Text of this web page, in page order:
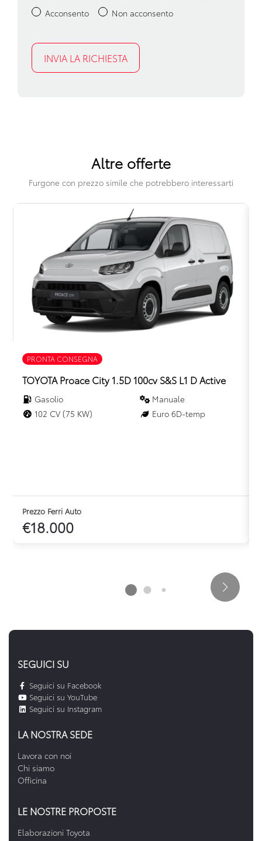
Acconsento Non acconsento
Altre offerte
Furgone con prezzo simile che potrebbero interessarti
PRONTA CONSEGNA
TOYOTA Proace City 1.5D 100cv S&S L1 D Active
Gasolio
Manuale
102 CV (75 KW)
Euro 6D-temp
Prezzo Ferri Auto
€18.000
SEGUICI SU
Seguici su Facebook
Seguici su YouTube
Seguici su Instagram
LA NOSTRA SEDE
Lavora con noi
Chi siamo
Officina
LE NOSTRE PROPOSTE
Elaborazioni Toyota